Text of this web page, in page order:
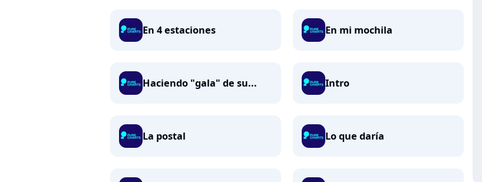
En 4 estaciones En mi mochila
Haciendo "gala" de su... Intro
La postal Lo que daría